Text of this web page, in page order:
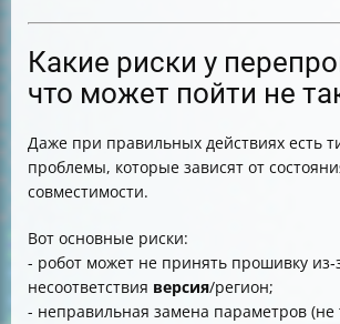
Какие риски у
что может пойти не
Даже при правильных действиях есть
проблемы, которые зависят от
совместимости.
Вот основные риски:
- робот может не принять прошивку
несоответствия версия/регион;
- неправильная замена параметров (не